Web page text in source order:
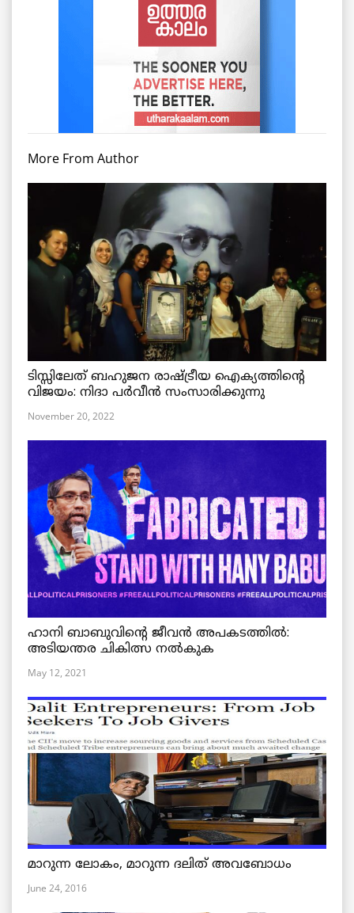
More From Author
ടിസ്സിലേത് ബഹുജന രാഷ്ട്രീയ ഐക്യത്തിന്റെ
വിജയം: നിദാ പർവീൻ സംസാരിക്കുന്നു
November 20, 2022
ഹാനി ബാബുവിന്റെ ജീവൻ അപകടത്തിൽ:
അടിയന്തര ചികിത്സ നൽകുക
May 12, 2021
മാറുന്ന ലോകം, മാറുന്ന ദലിത് അവബോധം
June 24, 2016